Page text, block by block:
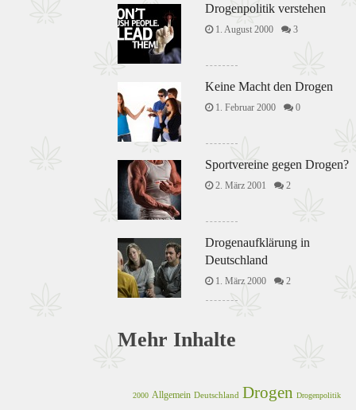
Drogenpolitik verstehen
1. August 2000 3
Keine Macht den Drogen
1. Februar 2000 0
Sportvereine gegen Drogen?
2. März 2001 2
Drogenaufklärung in
Deutschland
1. März 2000 2
Mehr Inhalte
2000 Allgemein Deutschland Drogen Drogenpolitik